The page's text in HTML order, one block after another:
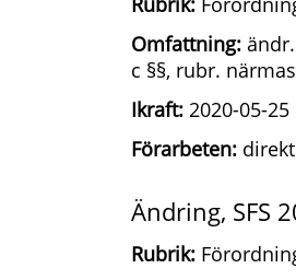
Omfattning:
c §§, rubr.
Ikraft: 2020-05-
Förarbeten:
Ändring, SFS
Rubrik: